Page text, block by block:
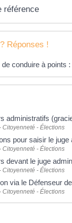
référence
Réponses !
conduire à points
administratifs
Citoyenneté - Élections
pour saisir le juge
Citoyenneté - Élections
devant le juge
Citoyenneté - Élections
via le Défenseur
Citoyenneté - Élections